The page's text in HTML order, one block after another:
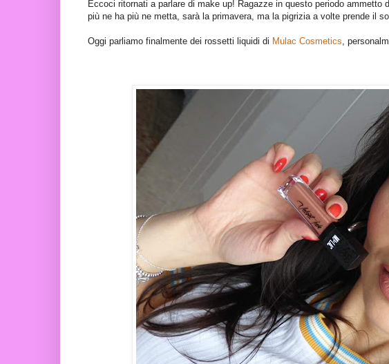
Eccoci ritornati a parlare di make up! Ragazze in questo periodo
più ne ha più ne metta, sarà la primavera, ma la pigrizia a volte prende il
Oggi parliamo finalmente dei rossetti liquidi di Mulac Cosmetics,